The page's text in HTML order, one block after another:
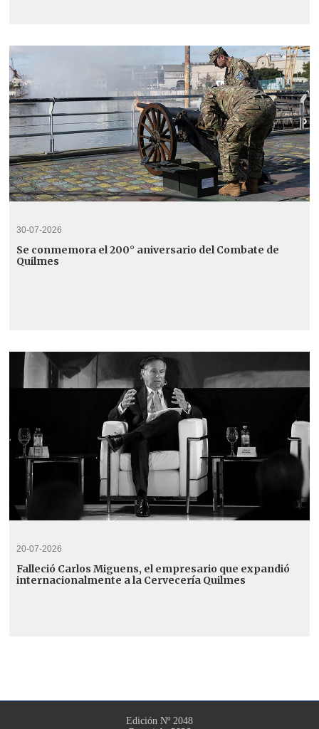
30-07-2026
Se conmemora el 200° aniversario del Combate de
Quilmes
20-07-2026
Falleció Carlos Miguens, el empresario que expandió
internacionalmente a la Cervecería Quilmes
Edición Nº 2048